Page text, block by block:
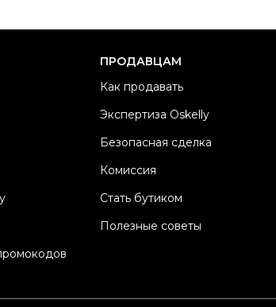
ПРОДАВЦАМ
Как продавать
Экспертиза Oskelly
Безопасная сделка
Комиссия
Стать бутиком
Полезные советы